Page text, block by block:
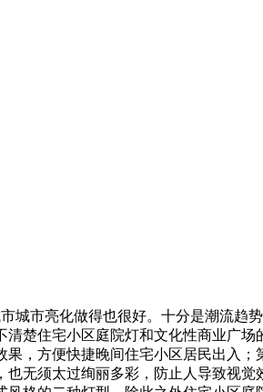
城市亮化做得也很好。十分是潮流
楚住宅小区庭院灯和文化性商业广场
，方便快捷晚间住宅小区居民出入
无须太过绚丽多彩，防止人导致视觉